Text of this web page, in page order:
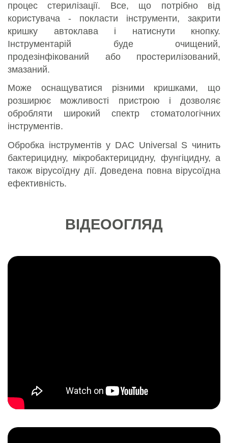
процес стерилізації. Все, що потрібно від
користувача - покласти інструменти, закрити
кришку автоклава і натиснути кнопку.
Інструментарій буде очищений,
продезінфікований або простерилізований,
змазаний.
Може оснащуватися різними кришками, що
розширює можливості пристрою і дозволяє
обробляти широкий спектр стоматологічних
інструментів.
Обробка інструментів у DAC Universal S чинить
бактерицидну, мікробактерицидну, фунгіцидну, а
також вірусоїдну дії. Доведена повна вірусоїдна
ефективність.
ВІДЕООГЛЯД